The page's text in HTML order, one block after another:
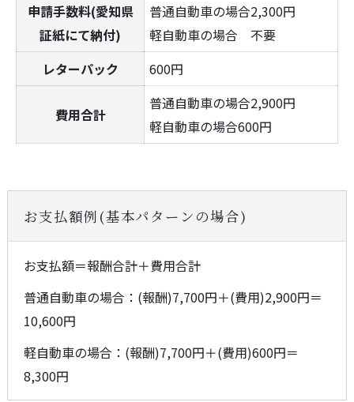
申請手数料(愛知県
証紙にて納付)
普通自動車の場合2,300円
軽自動車の場合 不要
レターパック
600円
費用合計
普通自動車の場合2,900円
軽自動車の場合600円
お支払額例(基本パターンの場合)
お支払額＝報酬合計＋費用合計
普通自動車の場合：(報酬)7,700円＋(費用)2,900円＝
10,600円
軽自動車の場合：(報酬)7,700円＋(費用)600円＝
8,300円